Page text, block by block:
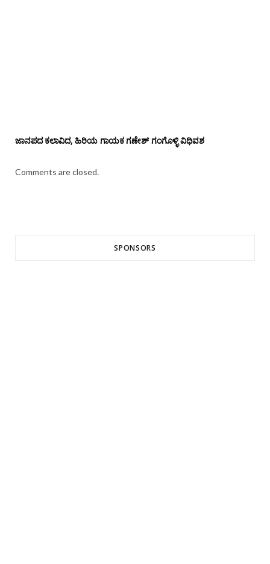
ಜಾನಪದ ಕಲಾವಿದ, ಹಿರಿಯ ಗಾಯಕ ಗಣೇಶ್ ಗಂಗೊಳ್ಳಿ ವಿಧಿವಶ
Comments are closed.
SPONSORS